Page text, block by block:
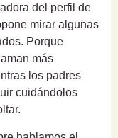
del perfil de
mirar algunas
Porque
más
los padres
cuidándolos